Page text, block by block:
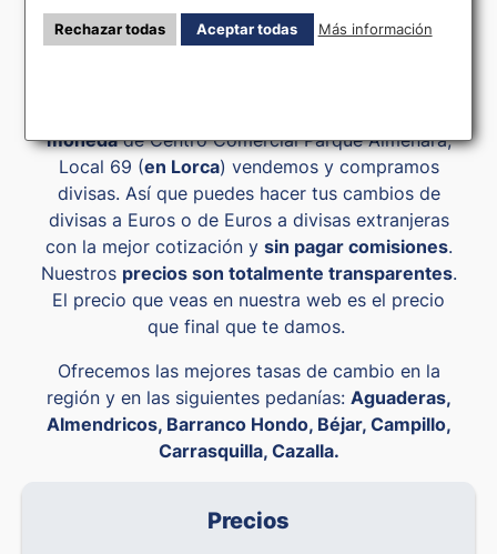
Cambio de moneda Lorca
monedade Centro Comercial Parque Almenara,
Local 69 (en Lorca) vendemos y compramos
divisas. Así que puedes hacer tus cambios de
divisas a Euros o de Euros a divisas extranjeras
con la mejor cotización y sin pagar comisiones.
Nuestros precios son totalmente transparentes.
El precio que veas en nuestra web es el precio
que final que te damos.
Ofrecemos las mejores tasas de cambio en la
región y en las siguientes pedanías: Aguaderas,
Almendricos, Barranco Hondo, Béjar, Campillo,
Carrasquilla, Cazalla.
Precios
Rechazar todas Aceptar todas Más información